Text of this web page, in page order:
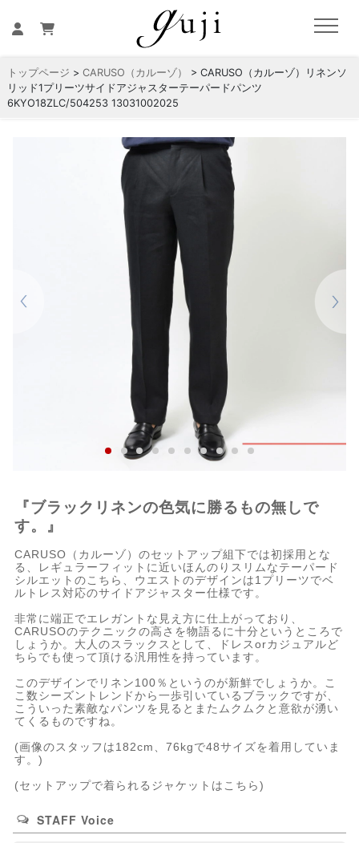
トップページ > CARUSO（カルーゾ）
> CARUSO（カルーゾ）リネンソ
リッド1プリーツサイドアジャスターテーパードパンツ
6KYO18ZLC/504253 13031002025
『ブラックリネンの色気に勝るもの無しで
す。』
CARUSO（カルーゾ）のセットアップ組下では初採用とな
る、レギュラーフィットに近いほんのりスリムなテーパード
シルエットのこちら、ウエストのデザインは1プリーツでベ
ルトレス対応のサイドアジャスター仕様です。
非常に端正でエレガントな見え方に仕上がっており、
CARUSOのテクニックの高さを物語るに十分というところで
しょうか。大人のスラックスとして、ドレスorカジュアルど
ちらでも使って頂ける汎用性を持っています。
このデザインでリネン100％というのが新鮮でしょうか。こ
こ数シーズントレンドから一歩引いているブラックですが、
こういった素敵なパンツを見るとまたムクムクと意欲が湧い
てくるものですね。
(画像のスタッフは182cm、76kgで48サイズを着用していま
す。)
(セットアップで着られるジャケットはこちら)
STAFF Voice